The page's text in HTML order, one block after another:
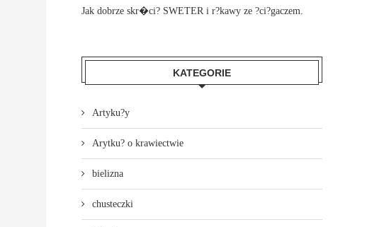
Jak dobrze skr�ci? SWETER i r?kawy ze ?ci?gaczem.
KATEGORIE
Artyku?y
Arytku? o krawiectwie
bielizna
chusteczki